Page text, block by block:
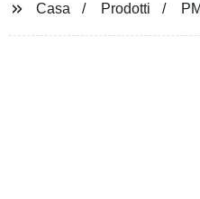
Casa Prodotti